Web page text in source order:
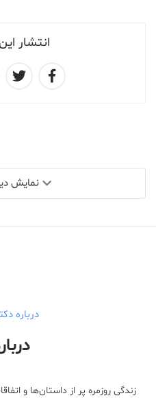
انتشار
نمایش
درباره
زندگی روزمره پر از داستان‌ها و